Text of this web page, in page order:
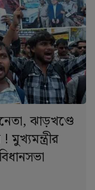
ঝাড়খণ্ডে
মুখ্যমন্ত্রীর